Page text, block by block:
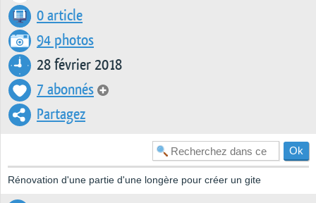
0 article
94 photos
28 février 2018
7 abonnés
Partagez
Rénovation d'une partie d'une longère pour créer un gite